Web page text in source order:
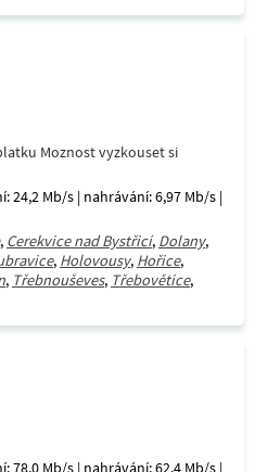
Moznost vyzkouset si
24,2 Mb/s | nahrávání: 6,97 Mb/s |
, Cerekvice nad Bystřicí, Dolany,
, Holovousy, Hořice,
, Třebnouševes, Třebovětice,
78,0 Mb/s | nahrávání: 62,4 Mb/s |